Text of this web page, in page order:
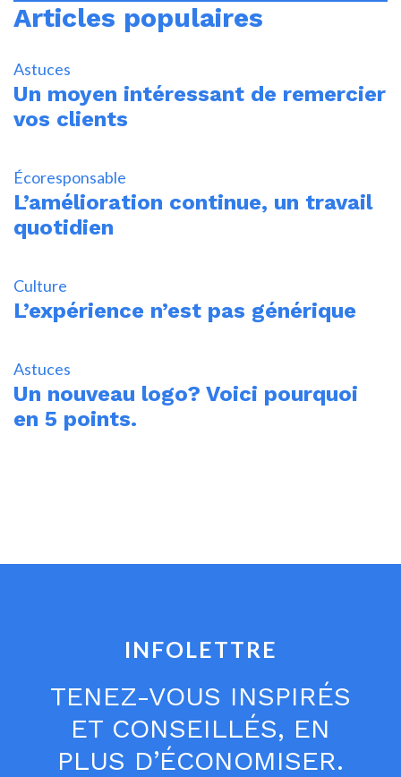
Articles populaires
Astuces
Un moyen intéressant de remercier
vos clients
Écoresponsable
L’amélioration continue, un travail
quotidien
Culture
L’expérience n’est pas générique
Astuces
Un nouveau logo? Voici pourquoi
en 5 points.
INFOLETTRE
TENEZ-VOUS INSPIRÉS
ET CONSEILLÉS, EN
PLUS D’ÉCONOMISER.